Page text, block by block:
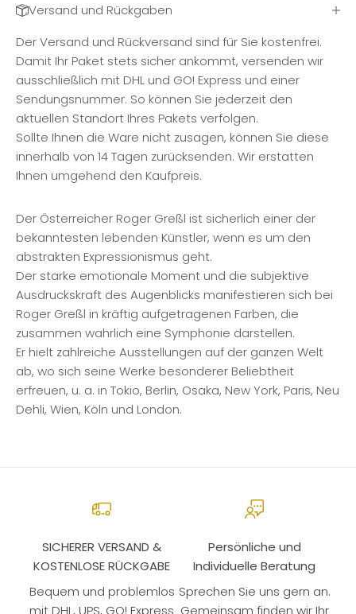
Versand und Rückgaben
Der Versand und Rückversand sind für Sie kostenfrei.
Damit Ihr Paket stets sicher ankommt, versenden wir
ausschließlich mit DHL und GO! Express und einer
Sendungsnummer. So können Sie jederzeit den
aktuellen Standort Ihres Pakets verfolgen.
Sollte Ihnen die Ware nicht zusagen, können Sie diese
innerhalb von 14 Tagen zurücksenden. Wir erstatten
Ihnen umgehend den Kaufpreis.
Der Österreicher Roger Greßl ist sicherlich einer der
bekanntesten lebenden Künstler, wenn es um den
abstrakten Expressionismus geht.
Der starke emotionale Moment und die subjektive
Ausdruckskraft des Augenblicks manifestieren sich bei
Roger Greßl in kräftig aufgetragenen Farben, die
zusammen wahrlich eine Symphonie darstellen.
Er hielt zahlreiche Ausstellungen auf der ganzen Welt
ab, wo sich seine Werke besonderer Beliebtheit
erfreuen, u. a. in Tokio, Berlin, Osaka, New York, Paris, Neu
Dehli, Wien, Köln und London.
SICHERER VERSAND &
KOSTENLOSE RÜCKGABE
Bequem und problemlos
mit DHL, UPS, GO! Express
Persönliche und
Individuelle Beratung
Sprechen Sie uns gern an.
Gemeinsam finden wir Ihr